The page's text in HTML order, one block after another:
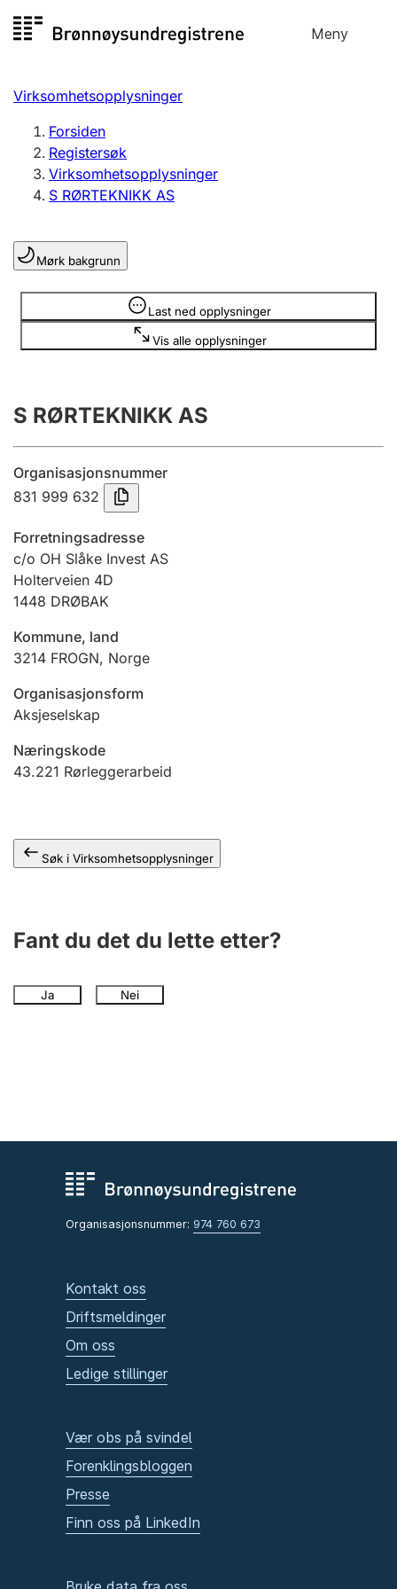
til
Meny
Registersøk
Aksjeselskap
Enkeltpersonforetak
Registrere, endre, slette
Lag og forening
Registrere, endre, slette
Årsregnskap
Innsending og forsinkelsesgebyr
Tinglysing
Jeger
Betaling og jegeravgiftskort
Ektepaktveileder
Virksomhetsopplysninger
Forsiden
Registersøk
Virksomhetsopplysninger
S RØRTEKNIKK AS
Mørk bakgrunn
Last ned opplysninger
Vis alle opplysninger
Opplysninger er skjult
S RØRTEKNIKK AS
Organisasjonsnummer
831 999 632
Forretningsadresse
c/o OH Slåke Invest AS
Holterveien 4D
1448 DRØBAK
Kommune, land
3214 FROGN, Norge
Organisasjonsform
Aksjeselskap
Næringskode
43.221 Rørleggerarbeid
Søk i Virksomhetsopplysninger
Fant du det du lette etter?
Ja Nei
Organisasjonsnummer: 974 760 673
Kontakt oss
Driftsmeldinger
Om oss
Ledige stillinger
Vær obs på svindel
Forenklingsbloggen
Presse
Finn oss på LinkedIn